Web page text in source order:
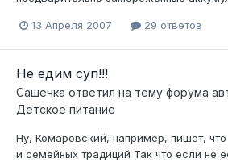
13 Апреля 2007 29 ответов
Не едим суп!!!
Сашечка ответил на тему форума
Детское питание
Ну, Комаровский, например, пишет,
и семейных традиций Так что если не